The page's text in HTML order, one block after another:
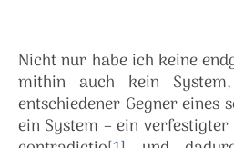
Nicht nur habe ich keine
mithin auch kein
entschiedener Gegner eines
ein System – ein verfestigter